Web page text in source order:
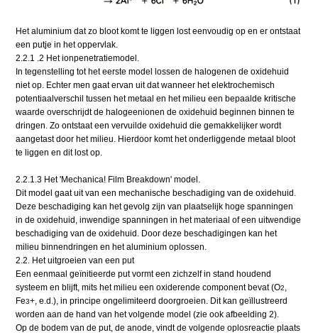
Het aluminium dat zo bloot komt te liggen lost eenvoudig op en er ontstaat
een putje in het oppervlak.
2.2.1 .2 Het ionpenetratiemodel.
In tegenstelling tot het eerste model lossen de halogenen de oxidehuid
niet op. Echter men gaat ervan uit dat wanneer het elektrochemisch
potentiaalverschil tussen het metaal en het milieu een bepaalde kritische
waarde overschrijdt de halogeenionen de oxidehuid beginnen binnen te
dringen. Zo ontstaat een vervuilde oxidehuid die gemakkelijker wordt
aangetast door het milieu. Hierdoor komt het onderliggende metaal bloot
te liggen en dit lost op.
2.2.1.3 Het 'Mechanica! Film Breakdown' model.
Dit model gaat uit van een mechanische beschadiging van de oxidehuid.
Deze beschadiging kan het gevolg zijn van plaatselijk hoge spanningen
in de oxidehuid, inwendige spanningen in het materiaal of een uitwendige
beschadiging van de oxidehuid. Door deze beschadigingen kan het
milieu binnendringen en het aluminium oplossen.
2.2. Het uitgroeien van een put
Een eenmaal geïnitieerde put vormt een zichzelf in stand houdend
systeem en blijft, mits het milieu een oxiderende component bevat (O2,
Fe3+, e.d.), in principe ongelimiteerd doorgroeien. Dit kan geïllustreerd
worden aan de hand van het volgende model (zie ook afbeelding 2).
Op de bodem van de put, de anode, vindt de volgende oplosreactie plaats